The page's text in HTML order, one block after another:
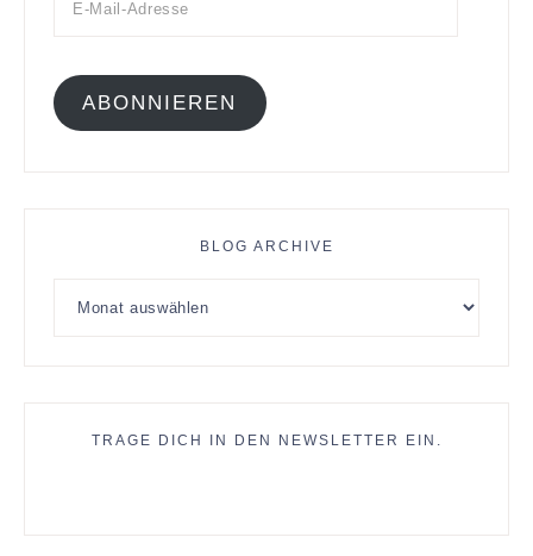
ABONNIEREN
BLOG ARCHIVE
TRAGE DICH IN DEN NEWSLETTER EIN.